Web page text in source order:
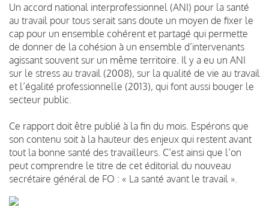
Un accord national interprofessionnel (ANI) pour la santé
au travail pour tous serait sans doute un moyen de fixer le
cap pour un ensemble cohérent et partagé qui permette
de donner de la cohésion à un ensemble d’intervenants
agissant souvent sur un même territoire. Il y a eu un ANI
sur le stress au travail (2008), sur la qualité de vie au travail
et l’égalité professionnelle (2013), qui font aussi bouger le
secteur public.
Ce rapport doit être publié à la fin du mois. Espérons que
son contenu soit à la hauteur des enjeux qui restent avant
tout la bonne santé des travailleurs. C’est ainsi que l’on
peut comprendre le titre de cet éditorial du nouveau
secrétaire général de FO : « La santé avant le travail ».